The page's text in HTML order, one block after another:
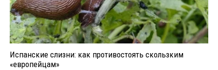
Испанские слизни: как противостоять скользким
«европейцам»